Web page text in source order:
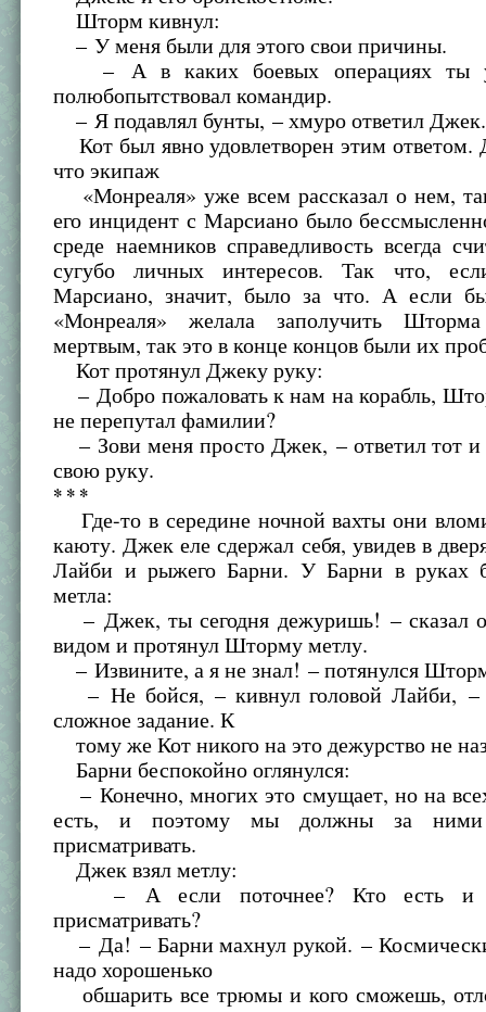
Шторм кивнул:
– У меня были для этого свои причины.
– А в каких боевых операциях ты
полюбопытствовал командир.
– Я подавлял бунты, – хмуро ответил Джек.
Кот был явно удовлетворен этим
что экипаж
«Монреаля» уже всем рассказал о нем,
его инцидент с Марсиано было
среде наемников справедливость всегда
сугубо личных интересов. Так что,
Марсиано, значит, было за что. А если
«Монреаля» желала заполучить
мертвым, так это в конце концов были их
Кот протянул Джеку руку:
– Добро пожаловать к нам на корабль,
не перепутал фамилии?
– Зови меня просто Джек, – ответил тот и
свою руку.
* * *
Где-то в середине ночной вахты они
каюту. Джек еле сдержал себя, увидев в
Лайби и рыжего Барни. У Барни в руках
метла:
– Джек, ты сегодня дежуришь! – сказал
видом и протянул Шторму метлу.
– Извините, а я не знал! – потянулся
– Не бойся, – кивнул головой Лайби, –
сложное задание. К
тому же Кот никого на это дежурство не
Барни беспокойно оглянулся:
– Конечно, многих это смущает, но на
есть, и поэтому мы должны за ними
присматривать.
Джек взял метлу:
– А если поточнее? Кто есть и
присматривать?
– Да! – Барни махнул рукой. –
надо хорошенько
обшарить все трюмы и кого сможешь,